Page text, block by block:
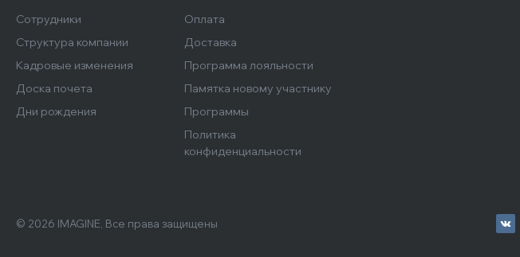
Сотрудники
Структура компании
Кадровые изменения
Доска почета
Дни рождения
Оплата
Доставка
Программа лояльности
Памятка новому участнику
Программы
Политика
конфиденциальности
© 2026 IMAGINE, Все права защищены